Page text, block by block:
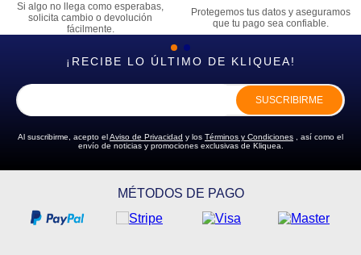
Si algo no llega como esperabas,
solicita cambio o devolución
fácilmente.
Protegemos tus datos y aseguramos
que tu pago sea confiable.
¡RECIBE LO ÚLTIMO DE KLIQUEA!
SUSCRIBIRME
Al suscribirme, acepto elAviso de Privacidad y los Términos y Condiciones , así como el
envío de noticias y promociones exclusivas de Kliquea.
MÉTODOS DE PAGO